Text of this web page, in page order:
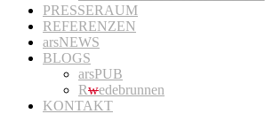
PRESSERAUM
REFERENZEN
arsNEWS
BLOGS
arsPUB
Rwedebrunnen
KONTAKT